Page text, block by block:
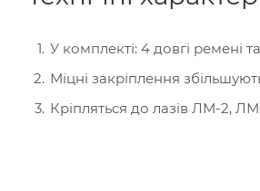
У комплекті: 4 довгі ремені
Міцні закріплення
Кріпляться до лазів ЛМ-2,